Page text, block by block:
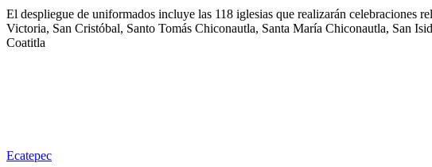
El despliegue de uniformados incluye las 118 iglesias que realizarán celebraciones
Victoria, San Cristóbal, Santo Tomás Chiconautla, Santa María Chiconautla, San
Coatitla
Ecatepec